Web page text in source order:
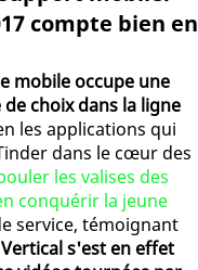
compte bien en
mobile occupe une
choix dans la ligne
les applications qui
dans le cœur des
les valises des
conquérir la jeune
service, témoignant
s'est en effet